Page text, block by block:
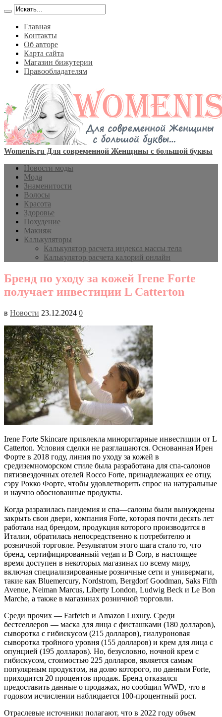
Главная
Контакты
Об авторе
Карта сайта
Магазин бижутерии
Правообладателям
Womenis.ru Для современной Женщины с большой буквы
Новости моды
Мода
Знаменитости
Волосы
Красота
Здоровье
Похудение
Макияж
Калькуляторы
Калькулятор расчета индекса массы тела
Калькулятор расчета калорий онлайн
Бренд по уходу за кожей Irene Forte
получает инвестиции L Catterton
в Новости 23.12.2024 0
Irene Forte Skincare привлекла миноритарные инвестиции от L
Catterton. Условия сделки не разглашаются. Основанная Ирен
Форте в 2018 году, линия по уходу за кожей в
средиземноморском стиле была разработана для спа-салонов
пятизвездочных отелей Rocco Forte, принадлежащих ее отцу,
сэру Рокко Форте, чтобы удовлетворить спрос на натуральные
и научно обоснованные продукты.
Когда разразилась пандемия и спа—салоны были вынуждены
закрыть свои двери, компания Forte, которая почти десять лет
работала над брендом, продукция которого производится в
Италии, обратилась непосредственно к потребителю и
розничной торговле. Результатом этого шага стало то, что
бренд, сертифицированный vegan и B Corp, в настоящее
время доступен в некоторых магазинах по всему миру,
включая специализированные розничные сети и универмаги,
такие как Bluemercury, Nordstrom, Bergdorf Goodman, Saks Fifth
Avenue, Neiman Marcus, Liberty London, Ludwig Beck и Le Bon
Marche, а также в магазинах розничной торговли.
Среди прочих — Farfetch и Amazon Luxury. Среди
бестселлеров — маска для лица с фисташками (180 долларов),
сыворотка с гибискусом (215 долларов), гиалуроновая
сыворотка тройного уровня (155 долларов) и крем для лица с
опунцией (195 долларов). Но, безусловно, ночной крем с
гибискусом, стоимостью 225 долларов, является самым
популярным продуктом, на долю которого, по данным Forte,
приходится 20 процентов продаж. Бренд отказался
предоставить данные о продажах, но сообщил WWD, что в
годовом исчислении наблюдается 100-процентный рост.
Отраслевые источники полагают, что в 2022 году объем